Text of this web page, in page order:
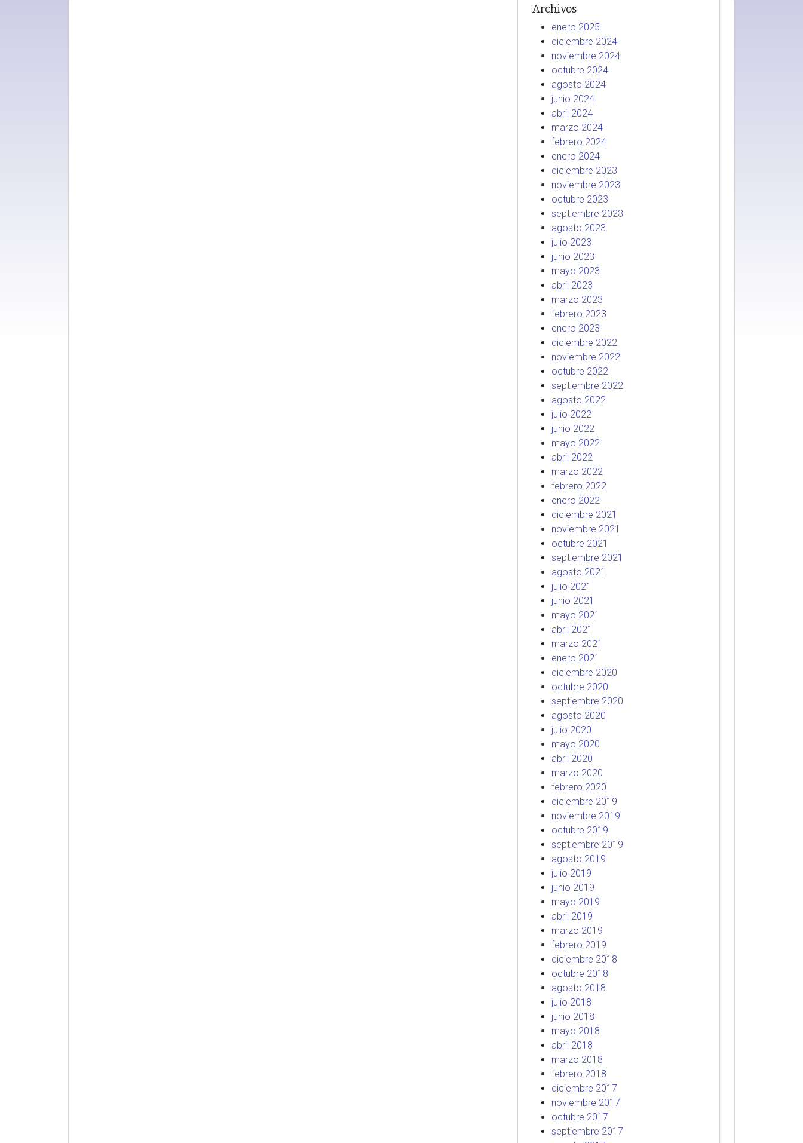
Archivos
enero 2025
diciembre 2024
noviembre 2024
octubre 2024
agosto 2024
junio 2024
abril 2024
marzo 2024
febrero 2024
enero 2024
diciembre 2023
noviembre 2023
octubre 2023
septiembre 2023
agosto 2023
julio 2023
junio 2023
mayo 2023
abril 2023
marzo 2023
febrero 2023
enero 2023
diciembre 2022
noviembre 2022
octubre 2022
septiembre 2022
agosto 2022
julio 2022
junio 2022
mayo 2022
abril 2022
marzo 2022
febrero 2022
enero 2022
diciembre 2021
noviembre 2021
octubre 2021
septiembre 2021
agosto 2021
julio 2021
junio 2021
mayo 2021
abril 2021
marzo 2021
enero 2021
diciembre 2020
octubre 2020
septiembre 2020
agosto 2020
julio 2020
mayo 2020
abril 2020
marzo 2020
febrero 2020
diciembre 2019
noviembre 2019
octubre 2019
septiembre 2019
agosto 2019
julio 2019
junio 2019
mayo 2019
abril 2019
marzo 2019
febrero 2019
diciembre 2018
octubre 2018
agosto 2018
julio 2018
junio 2018
mayo 2018
abril 2018
marzo 2018
febrero 2018
diciembre 2017
noviembre 2017
octubre 2017
septiembre 2017